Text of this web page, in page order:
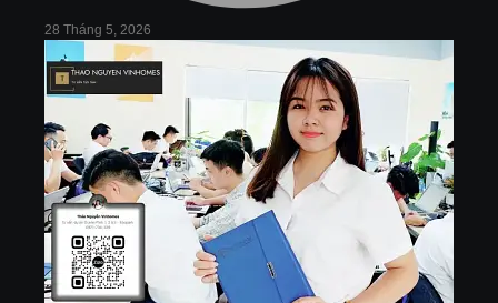
28 Tháng 5, 2026